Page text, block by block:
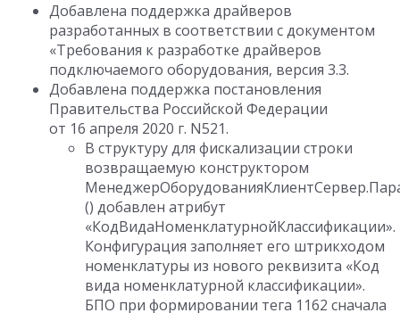
Добавлена поддержка драйверов
разработанных в соответствии с документом
«Требования к разработке драйверов
подключаемого оборудования, версия 3.3.
Добавлена поддержка постановления
Правительства Российской Федерации
от 16 апреля 2020 г. N521.
В структуру для фискализации строки
возвращаемую конструктором
() добавлен атрибут
«КодВидаНоменклатурнойКлассификации».
Конфигурация заполняет его штрикходом
номенклатуры из нового реквизита «Код
вида номенклатурной классификации».
БПО при формировании тега 1162 сначала